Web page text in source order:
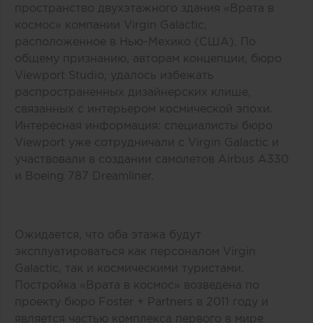
пространство двухэтажного здания «Врата в
космос» компании Virgin Galactic,
расположенное в Нью-Мехико (США). По
общему признанию, авторам концепции, бюро
Viewport Studio, удалось избежать
распространенных дизайнерских клише,
связанных с интерьером космической эпохи.
Интересная информация: специалисты бюро
Viewport уже сотрудничали с Virgin Galactic и
участвовали в создании самолетов Airbus A330
и Boeing 787 Dreamliner.
Ожидается, что оба этажа будут
эксплуатироваться как персоналом Virgin
Galactic, так и космическими туристами.
Постройка «Врата в космос» возведена по
проекту бюро Foster + Partners в 2011 году и
является частью комплекса первого в мире